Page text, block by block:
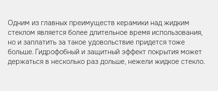
Одним из главных преимуществ керамики над жидким
стеклом является более длительное время использования,
но и заплатить за такое удовольствие придется тоже
больше. Гидрофобный и защитный эффект покрытия может
держаться в несколько раз дольше, нежели жидкое стекло.